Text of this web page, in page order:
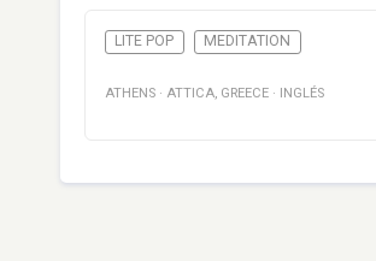
LITE POP MEDITATION
ATHENS · ATTICA, GREECE · INGLÉS